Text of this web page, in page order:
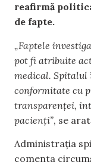
reafirmă
de fapte.
„Faptele
pot fi atribuite
medical. Spitalul
conformitate cu
transparenței,
pacienți”, se
Administrația
comenta